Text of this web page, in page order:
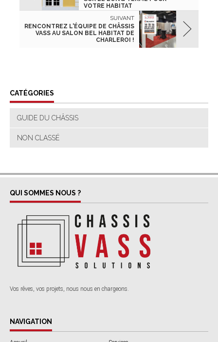
VOTRE HABITAT
SUIVANT
RENCONTREZ L'ÉQUIPE DE CHÂSSIS
VASS AU SALON BEL HABITAT DE
CHARLEROI !
CATÉGORIES
GUIDE DU CHÂSSIS
NON CLASSÉ
QUI SOMMES NOUS ?
Vos rêves, vos projets, nous nous en chargeons.
NAVIGATION